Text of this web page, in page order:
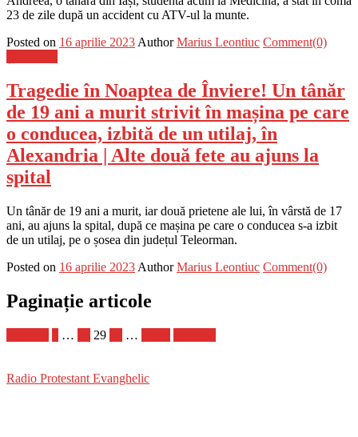
23 de zile după un accident cu ATV-ul la munte.
Posted on 16 aprilie 2023 Author Marius Leontiuc Comment(0)
Tragedie în Noaptea de Înviere! Un tânăr
de 19 ani a murit strivit în mașina pe care
o conducea, izbită de un utilaj, în
Alexandria | Alte două fete au ajuns la
spital
Un tânăr de 19 ani a murit, iar două prietene ale lui, în vârstă de 17
ani, au ajuns la spital, după ce mașina pe care o conducea s-a izbit
de un utilaj, pe o șosea din județul Teleorman.
Posted on 16 aprilie 2023 Author Marius Leontiuc Comment(0)
Paginație articole
… 29 …
Radio Protestant Evanghelic